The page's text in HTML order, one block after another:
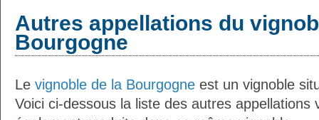
Autres appellations du
Bourgogne
Le vignoble de la Bourgogne est un vignoble
Voici ci-dessous la liste des autres appellations